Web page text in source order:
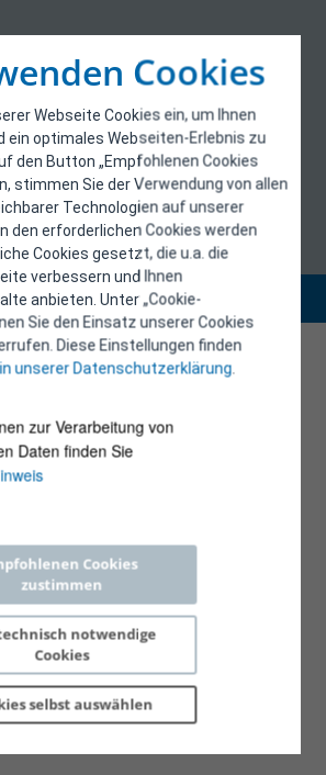
Cookies
Webseite Cookies ein, um Ihnen
ein optimales Webseiten-Erlebnis zu
den Button „Empfohlenen Cookies
stimmen Sie der Verwendung von allen
Technologien auf unserer
den erforderlichen Cookies werden
Cookies gesetzt, die u.a. die
verbessern und Ihnen
anbieten. Unter „Cookie-
Sie den Einsatz unserer Cookies
Diese Einstellungen finden
in unserer Datenschutzerklärung.
zur Verarbeitung von
Daten finden Sie
Cookies
zustimmen
notwendige
Cookies
selbst auswählen
control.at
Uhr)
2026 © E-Control